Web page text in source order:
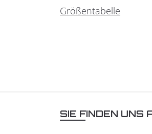
Größentabelle
SIE FINDEN UNS